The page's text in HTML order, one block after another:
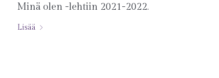
Minä olen -lehtiin 2021-2022.
Lisää